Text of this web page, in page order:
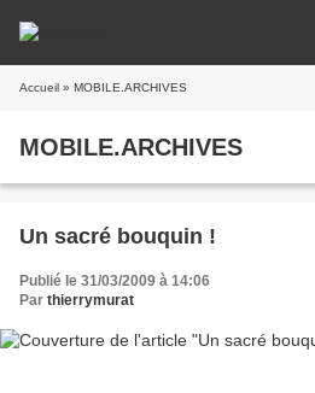
Accueil » MOBILE.ARCHIVES
MOBILE.ARCHIVES
Un sacré bouquin !
Publié le 31/03/2009 à 14:06
Par thierrymurat